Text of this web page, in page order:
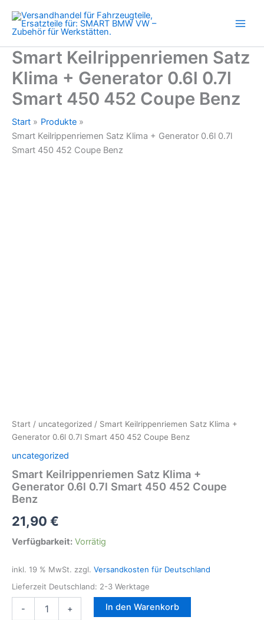
Inhalt
springen
Smart Keilrippenriemen Satz
Klima + Generator 0.6l 0.7l
Smart 450 452 Coupe Benz
Start
Produkte
Smart Keilrippenriemen Satz Klima + Generator 0.6l 0.7l
Smart 450 452 Coupe Benz
Start / uncategorized / Smart Keilrippenriemen Satz Klima +
Generator 0.6l 0.7l Smart 450 452 Coupe Benz
uncategorized
Smart Keilrippenriemen Satz Klima +
Generator 0.6l 0.7l Smart 450 452 Coupe
Benz
21,90 €
Verfügbarkeit: Vorrätig
inkl. 19 % MwSt. zzgl. Versandkosten für Deutschland
Lieferzeit Deutschland: 2-3 Werktage
-
Keilrippenriemen+ In den Warenkorb
0.6l
0.7l
450
452
Coupe
Benz
Menge